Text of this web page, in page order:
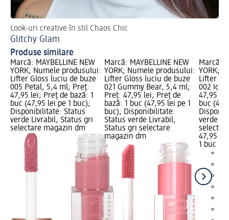
Look-uri creative în stil Chaos Chic
Glitchy Glam
Produse similare
Marcă: MAYBELLINE NEW
YORK; Numele produsului:
Lifter Gloss luciu de buze
005 Petal, 5,4 ml; Preț:
47,95 lei; Preț de bază: 1
buc (47,95 lei pe 1 buc);
Disponibilitate: Status
verde Livrabil, Status gri
selectare magazin dm
Marcă: MAYBELLINE NEW
YORK; Numele produsului:
Lifter Gloss luciu de buze
021 Gummy Bear, 5,4 ml;
Preț: 47,95 lei; Preț de
bază: 1 buc (47,95 lei pe 1
buc); Disponibilitate:
Status verde Livrabil,
Status gri selectare
magazin dm
Marcă:
YORK;
Lifter
002 Ice,
47,95
buc
verde
47,95 lei
1 buc